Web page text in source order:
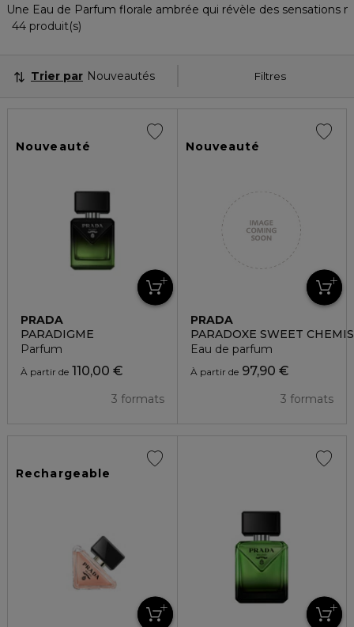
Une Eau de Parfum florale ambrée qui révèle des sensations
44 produit(s)
Filtres
Trier par Nouveautés
Nouveauté
PRADA
PARADIGME
Parfum
À partir de 110,00 €
3 formats
Nouveauté
PRADA
PARADOXE SWEET
Eau de parfum
À partir de97,90 €
3 formats
Rechargeable